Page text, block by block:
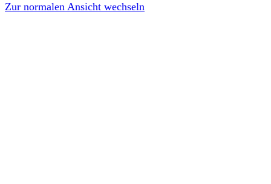
Zur normalen Ansicht wechseln